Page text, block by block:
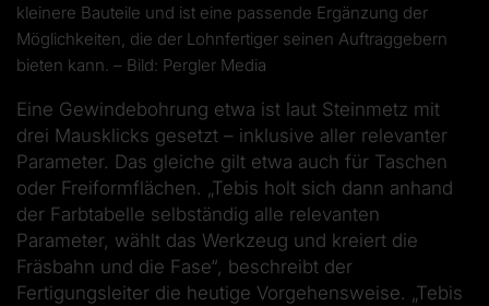
kleinere Bauteile und ist eine passende Ergänzung der
Möglichkeiten, die der Lohnfertiger seinen Auftraggebern
bieten kann. – Bild: Pergler Media
Eine Gewindebohrung etwa ist laut Steinmetz mit
drei Mausklicks gesetzt – inklusive aller relevanter
Parameter. Das gleiche gilt etwa auch für Taschen
oder Freiformflächen. „Tebis holt sich dann anhand
der Farbtabelle selbständig alle relevanten
Parameter, wählt das Werkzeug und kreiert die
Fräsbahn und die Fase“, beschreibt der
Fertigungsleiter die heutige Vorgehensweise. „Tebis